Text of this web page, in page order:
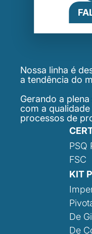
Nossa linha é
a tendência do
Gerando a
com a
processos de
PSQ
FSC
KIT
De
De